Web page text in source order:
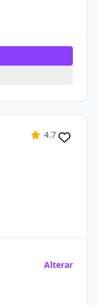
4.7
Alterar